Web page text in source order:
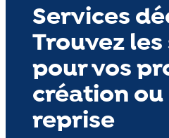
Services
Trouvez
pour vos
création ou
reprise